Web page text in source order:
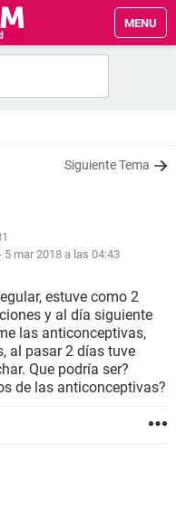
MENU
Siguiente Tema
5 mar 2018 a las 04:43
estuve como 2
y al día siguiente
las anticonceptivas,
al pasar 2 días tuve
Que podría ser?
de las anticonceptivas?